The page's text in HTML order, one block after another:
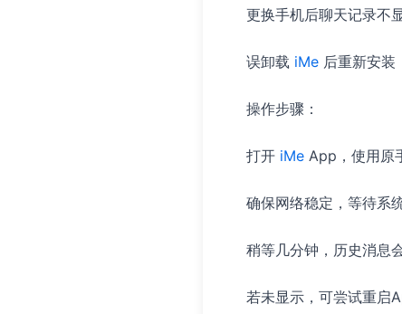
更换手机后聊天记录不
误卸载 iMe 后重新安装
操作步骤：
打开 iMe App，使用原
确保网络稳定，等待系
稍等几分钟，历史消息
若未显示，可尝试重启